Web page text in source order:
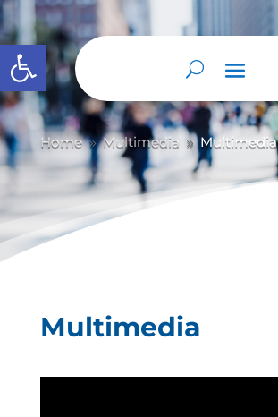
Abrir barra de herramientas
Home 9 Multimedia 9 Multimedia
Multimedia